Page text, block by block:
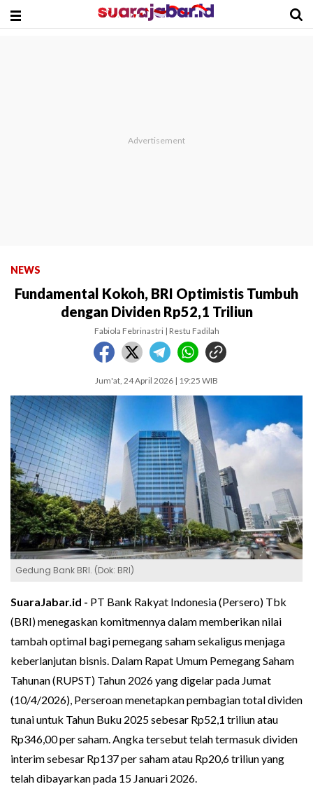
NEWS
Fundamental Kokoh, BRI Optimistis Tumbuh
dengan Dividen Rp52,1 Triliun
Fabiola Febrinastri | Restu Fadilah
Jum'at, 24 April 2026 | 19:25 WIB
Gedung Bank BRI. (Dok: BRI)
SuaraJabar.id - PT Bank Rakyat Indonesia (Persero) Tbk
(BRI) menegaskan komitmennya dalam memberikan nilai
tambah optimal bagi pemegang saham sekaligus menjaga
keberlanjutan bisnis. Dalam Rapat Umum Pemegang Saham
Tahunan (RUPST) Tahun 2026 yang digelar pada Jumat
(10/4/2026), Perseroan menetapkan pembagian total dividen
tunai untuk Tahun Buku 2025 sebesar Rp52,1 triliun atau
Rp346,00 per saham. Angka tersebut telah termasuk dividen
interim sebesar Rp137 per saham atau Rp20,6 triliun yang
telah dibayarkan pada 15 Januari 2026.